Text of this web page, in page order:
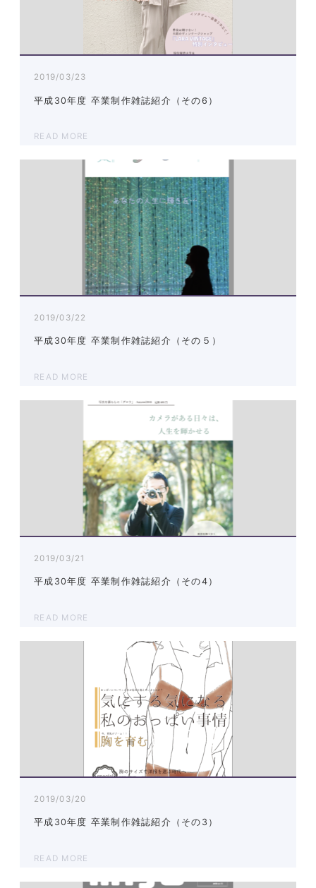
2019/03/23
平成30年度 卒業制作雑誌紹介（その6）
READ MORE
2019/03/22
平成30年度 卒業制作雑誌紹介（その５）
READ MORE
2019/03/21
平成30年度 卒業制作雑誌紹介（その4）
READ MORE
2019/03/20
平成30年度 卒業制作雑誌紹介（その3）
READ MORE